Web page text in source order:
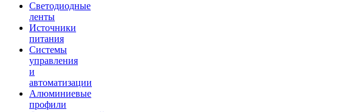
Светодиодные
ленты
Источники
питания
Системы
управления
и
автоматизации
Алюминиевые
профили